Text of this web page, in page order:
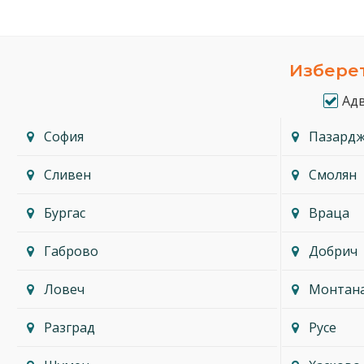
София
Сливен Смолян
Бургас Враца
Габрово Добрич
Ловеч
Разград Русе